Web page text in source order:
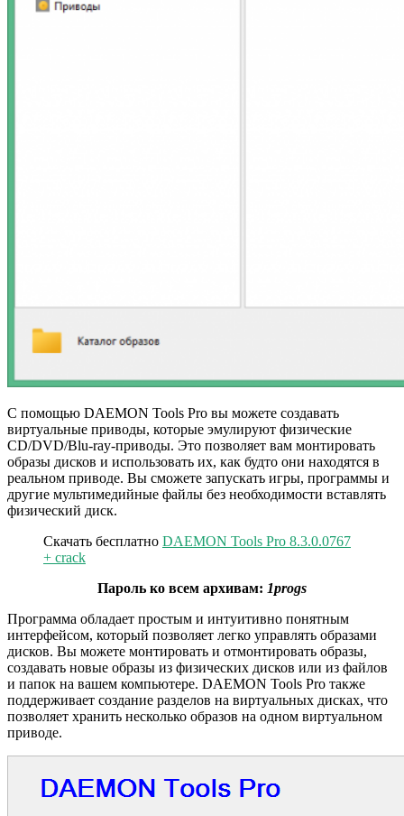
С помощью DAEMON Tools Pro вы можете создавать
виртуальные приводы, которые эмулируют физические
CD/DVD/Blu-ray-приводы. Это позволяет вам монтировать
образы дисков и использовать их, как будто они находятся в
реальном приводе. Вы сможете запускать игры, программы и
другие мультимедийные файлы без необходимости вставлять
физический диск.
Скачать бесплатно DAEMON Tools Pro 8.3.0.0767
+ crack
Пароль ко всем архивам: 1progs
Программа обладает простым и интуитивно понятным
интерфейсом, который позволяет легко управлять образами
дисков. Вы можете монтировать и отмонтировать образы,
создавать новые образы из физических дисков или из файлов
и папок на вашем компьютере. DAEMON Tools Pro также
поддерживает создание разделов на виртуальных дисках, что
позволяет хранить несколько образов на одном виртуальном
приводе.